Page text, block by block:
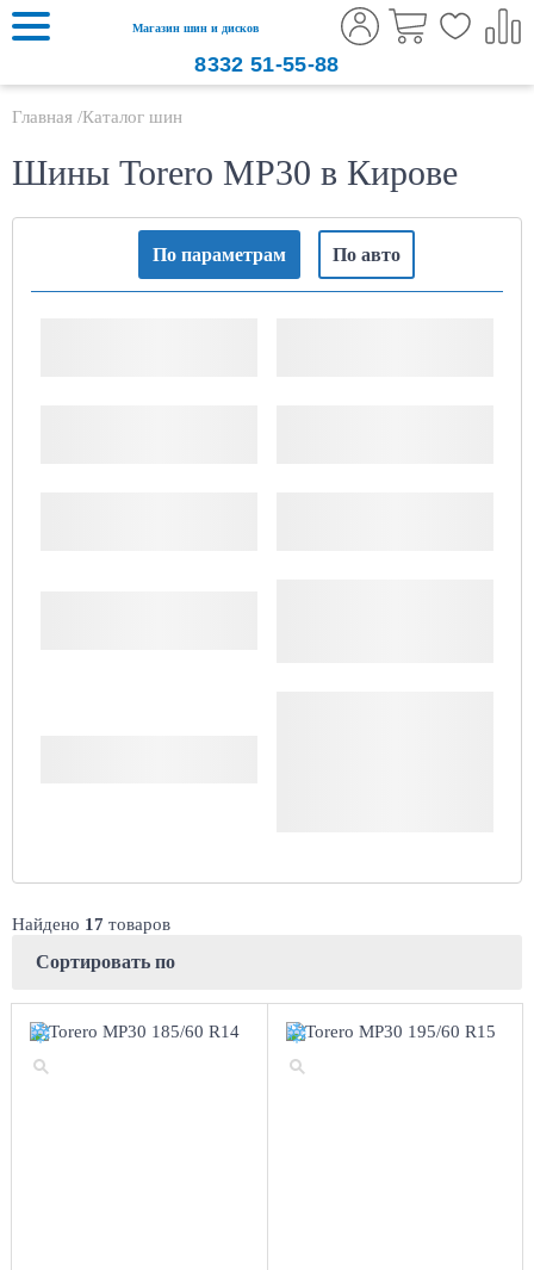
Магазин шин и дисков
8332 51-55-88
Главная Каталог шин
Шины Torero MP30 в Кирове
По параметрам По авто
Найдено 17 товаров
Сортировать по